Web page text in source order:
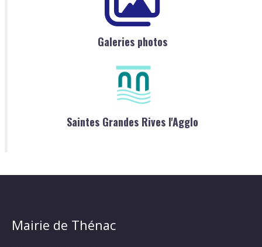
Galeries photos
Saintes Grandes Rives l'Agglo
Mairie de Thénac